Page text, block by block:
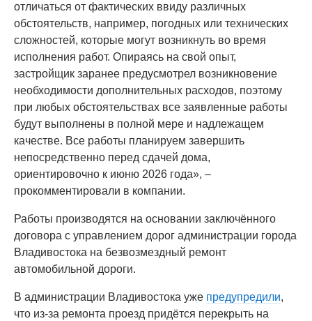
отличаться от фактических ввиду различных
обстоятельств, например, погодных или технических
сложностей, которые могут возникнуть во время
исполнения работ. Опираясь на свой опыт,
застройщик заранее предусмотрел возникновение
необходимости дополнительных расходов, поэтому
при любых обстоятельствах все заявленные работы
будут выполнены в полной мере и надлежащем
качестве. Все работы планируем завершить
непосредственно перед сдачей дома,
ориентировочно к июню 2026 года», –
прокомментировали в компании.
Работы производятся на основании заключённого
договора с управлением дорог администрации города
Владивостока на безвозмездный ремонт
автомобильной дороги.
В администрации Владивостока уже предупредили,
что из-за ремонта проезд придётся перекрыть на